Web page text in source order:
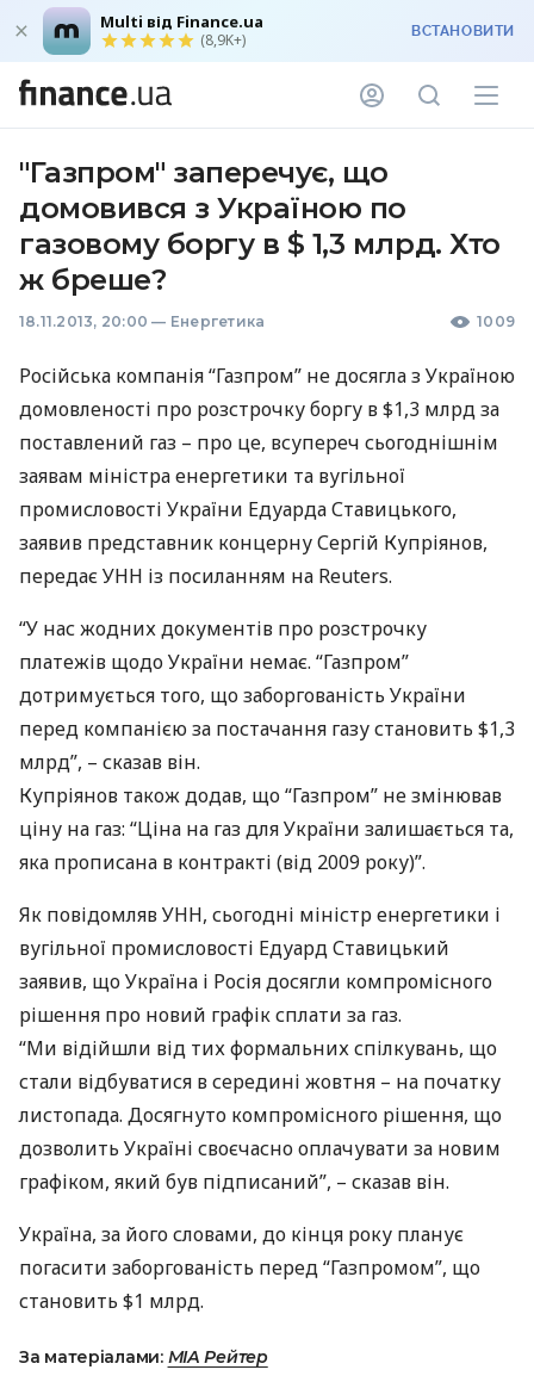
Multi від Finance.ua
(8,9K+) ВСТАНОВИТИ
"Газпром" заперечує, що
домовився з Україною по
газовому боргу в $ 1,3 млрд. Хто
ж бреше?
18.11.2013, 20:00 — Енергетика 1009
Російська компанія “Газпром” не досягла з Україною
домовленості про розстрочку боргу в $1,3 млрд за
поставлений газ – про це, всупереч сьогоднішнім
заявам міністра енергетики та вугільної
промисловості України Едуарда Ставицького,
заявив представник концерну Сергій Купріянов,
передаєУНН із посиланням на Reuters.
“У нас жодних документів про розстрочку
платежів щодо України немає. “Газпром”
дотримується того, що заборгованість України
перед компанією за постачання газу становить $1,3
млрд”, – сказав він.
Купріянов також додав, що “Газпром” не змінював
ціну на газ: “Ціна на газ для України залишається та,
яка прописана в контракті (від 2009 року)”.
Як повідомлявУНН, сьогодні міністр енергетики і
вугільної промисловості Едуард Ставицький
заявив, що Україна і Росія досягли компромісного
рішення про новий графік сплати за газ.
“Ми відійшли від тих формальних спілкувань, що
стали відбуватися в середині жовтня – на початку
листопада. Досягнуто компромісного рішення, що
дозволить Україні своєчасно оплачувати за новим
графіком, який був підписаний”, – сказав він.
Україна, за його словами, до кінця року планує
погасити заборгованість перед “Газпромом”, що
становить $1 млрд.
За матеріалами: МIА Рейтер